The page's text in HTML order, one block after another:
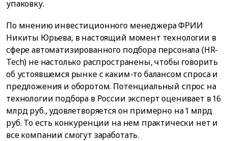
упаковку.
По мнению инвестиционного менеджера ФРИИ
Никиты Юрьева, в настоящий момент технологии в
сфере автоматизированного подбора персонала (HR-
Tech) не настолько распространены, чтобы говорить
об устоявшемся рынке с каким-то балансом спроса и
предложения и оборотом. Потенциальный спрос на
технологии подбора в России эксперт оценивает в 16
млрд руб., удовлетворяется он примерно на 1 млрд
руб. То есть конкуренции на нем практически нет и
все компании смогут заработать.